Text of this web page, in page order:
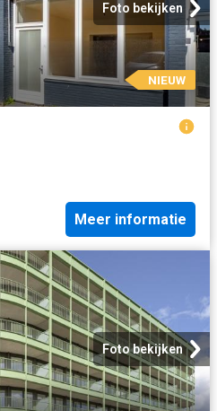
Foto bekijken
NIEUW
Meer informatie
Foto bekijken